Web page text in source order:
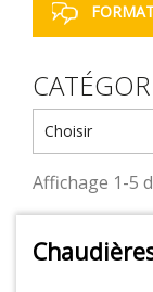
Choisir
Affichage 1-5